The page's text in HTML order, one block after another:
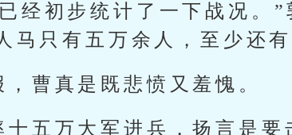
经初步统计了一下战况。
马只有五万余人，至少还
曹真是既悲愤又羞愧。
十五万大军进兵，扬言是要